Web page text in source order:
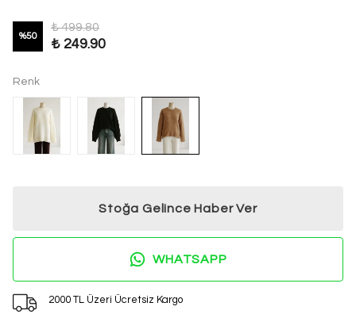
%50
₺ 499.80
₺ 249.90
Renk
Stoğa Gelince Haber Ver
WHATSAPP
2000 TL Üzeri Ücretsiz Kargo